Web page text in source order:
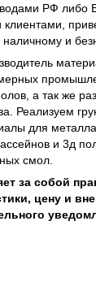
РФ либо
и
а так же
Реализуем
для
и 3д
смол.
за собой
цену и